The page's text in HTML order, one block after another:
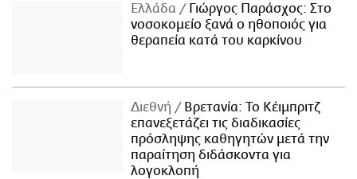
Ελλάδα
Γιώργος Παράσχος: Στο
νοσοκομείο ξανά ο ηθοποιός για
θεραπεία κατά του καρκίνου
Διεθνή
Βρετανία: Το Κέιμπριτζ
επανεξετάζει τις διαδικασίες
πρόσληψης καθηγητών μετά την
παραίτηση διδάσκοντα για
λογοκλοπή